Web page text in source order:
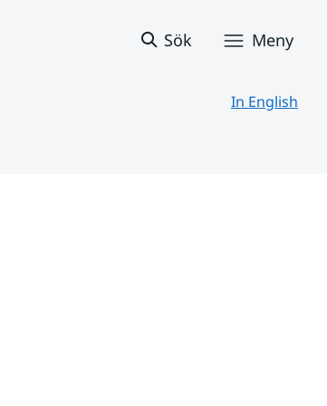
Sök Meny
In English